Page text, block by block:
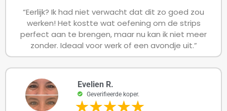
“Eerlijk? Ik had niet verwacht dat dit zo goed zou
werken! Het kostte wat oefening om de strips
perfect aan te brengen, maar nu kan ik niet meer
zonder. Ideaal voor werk of een avondje uit.”
Evelien R.
Geverifieerde koper.